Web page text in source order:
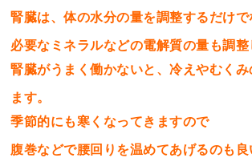
腎臓は、体の水分の量を調整するだけで
必要なミネラルなどの電解質の量も調整
腎臓がうまく働かないと、冷えやむくみ
ます。
季節的にも寒くなってきますので
腹巻などで腰回りを温めてあげるのも良